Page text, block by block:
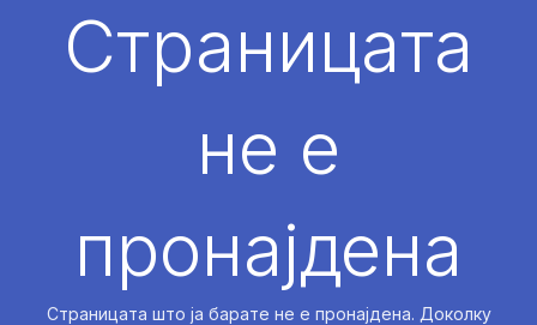
Страницата
не е
пронајдена
Страницата што ја барате не е пронајдена. Доколку